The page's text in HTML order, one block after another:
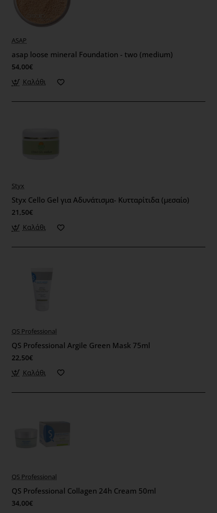
ASAP
asap loose mineral Foundation - two (medium)
54,00€
Καλάθι
Styx
Styx Cello Gel για Αδυνάτισμα- Κυτταρίτιδα (μεσαίο)
21,50€
Καλάθι
QS Professional
QS Professional Argile Green Mask 75ml
22,50€
Καλάθι
QS Professional
QS Professional Collagen 24h Cream 50ml
34,00€